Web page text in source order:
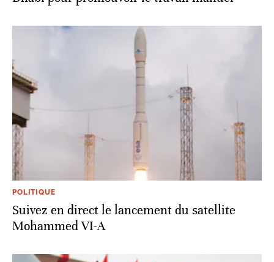
POLITIQUE
Suivez en direct le lancement du satellite
Mohammed VI-A